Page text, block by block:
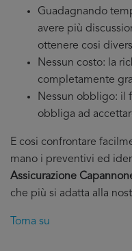
Guadagnando
avere più
ottenere cosi
Nessun costo: la
completamente
Nessun obbligo: il
obbliga ad
E cosi confrontare
mano i preventivi ed
Assicurazione
che più si adatta alla
Torna su